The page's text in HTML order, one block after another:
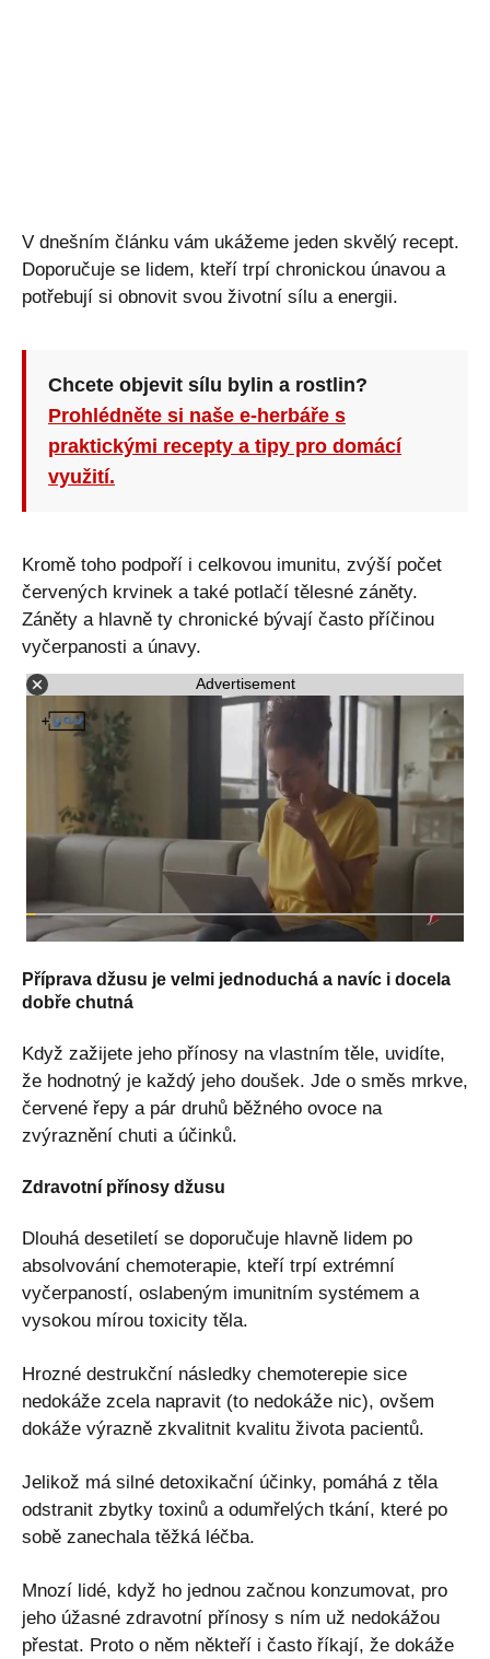
V dnešním článku vám ukážeme jeden skvělý recept.
Doporučuje se lidem, kteří trpí chronickou únavou a
potřebují si obnovit svou životní sílu a energii.
Chcete objevit sílu bylin a rostlin?
Prohlédněte si naše e-herbáře s
praktickými recepty a tipy pro domácí
využití.
Kromě toho podpoří i celkovou imunitu, zvýší počet
červených krvinek a také potlačí tělesné záněty.
Záněty a hlavně ty chronické bývají často příčinou
vyčerpanosti a únavy.
Advertisement
Příprava džusu je velmi jednoduchá a navíc i docela
dobře chutná
Když zažijete jeho přínosy na vlastním těle, uvidíte,
že hodnotný je každý jeho doušek. Jde o směs mrkve,
červené řepy a pár druhů běžného ovoce na
zvýraznění chuti a účinků.
Zdravotní přínosy džusu
Dlouhá desetiletí se doporučuje hlavně lidem po
absolvování chemoterapie, kteří trpí extrémní
vyčerpaností, oslabeným imunitním systémem a
vysokou mírou toxicity těla.
Hrozné destrukční následky chemoterepie sice
nedokáže zcela napravit (to nedokáže nic), ovšem
dokáže výrazně zkvalitnit kvalitu života pacientů.
Jelikož má silné detoxikační účinky, pomáhá z těla
odstranit zbytky toxinů a odumřelých tkání, které po
sobě zanechala těžká léčba.
Mnozí lidé, když ho jednou začnou konzumovat, pro
jeho úžasné zdravotní přínosy s ním už nedokážou
přestat. Proto o něm někteří i často říkají, že dokáže